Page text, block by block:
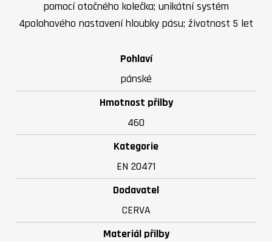
pomocí otočného kolečka; unikátní systém
4polohového nastavení hloubky pásu; životnost 5 let
Pohlaví
pánské
Hmotnost přilby
460
Kategorie
EN 20471
Dodavatel
CERVA
Materiál přilby